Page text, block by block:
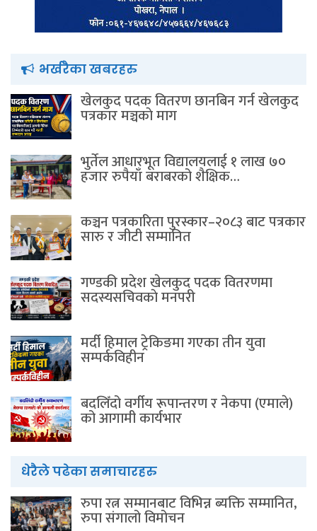
भर्खरैका खबरहरु
खेलकुद पदक वितरण छानबिन गर्न खेलकुद
पत्रकार मञ्चकाे माग
भुर्तेल आधारभूत विद्यालयलाई १ लाख ७०
हजार रुपैयाँ बराबरको शैक्षिक…
कञ्चन पत्रकारिता पुरस्कार–२०८३ बाट पत्रकार
सारु र जीटी सम्मानित
गण्डकी प्रदेश खेलकुद पदक वितरणमा
सदस्यसचिवकाे मनपरी
मर्दी हिमाल ट्रेकिङमा गएका तीन युवा
सम्पर्कविहीन
बदलिँदो वर्गीय रूपान्तरण र नेकपा (एमाले)
को आगामी कार्यभार
धेरैले पढेका समाचारहरु
रुपा रत्न सम्मानबाट विभिन्न ब्यक्ति सम्मानित,
रुपा संगालो विमोचन